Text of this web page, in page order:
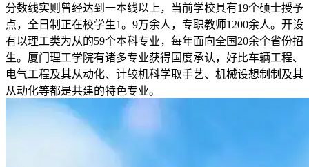
分数线实则曾经达到一本线以上，当前学校具有19个硕士授予
点，全日制正在校学生1。9万余人，专职教师1200余人。开设
有以理工类为从的59个本科专业，每年面向全国20余个省份招
生。厦门理工学院有诸多专业获得国度承认，好比车辆工程、
电气工程及其从动化、计较机科学取手艺、机械设想制制及其
从动化等都是共建的特色专业。